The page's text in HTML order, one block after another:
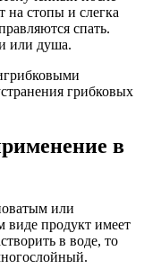
на стопы и слегка
спать.
или душа.
грибковых
в
или
виде продукт имеет
в воде, то